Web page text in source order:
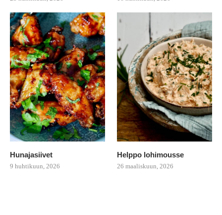
Hunajasiivet
9 huhtikuun, 2026
Helppo lohimousse
26 maaliskuun, 2026